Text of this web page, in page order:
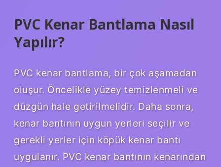
PVC Kenar Bantlama Nasıl
Yapılır?
PVC kenar bantlama, bir çok aşamadan
oluşur. Öncelikle yüzey temizlenmeli ve
düzgün hale getirilmelidir. Daha sonra,
kenar bantının uygun yerleri seçilir ve
gerekli yerler için köpük kenar bantı
uygulanır. PVC kenar bantının kenarından